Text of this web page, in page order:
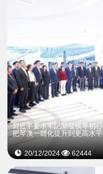
習近平要求牢記開發橫琴初心
把琴澳一體化提升到更高水平
20/12/2024 62444